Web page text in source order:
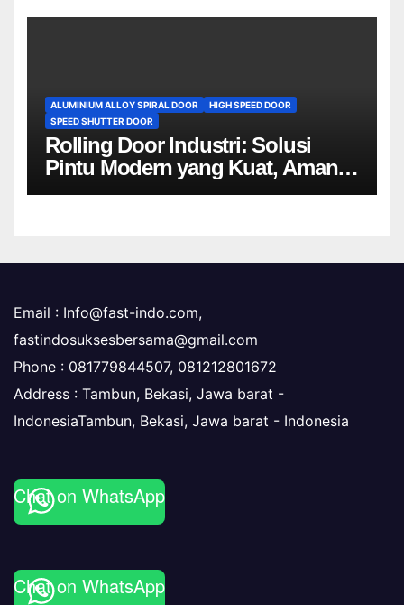
ALUMINIUM ALLOY SPIRAL DOOR
HIGH SPEED DOOR
SPEED SHUTTER DOOR
Rolling Door Industri: Solusi
Pintu Modern yang Kuat, Aman,
dan Efisien untuk Dunia Industri
Email : Info@fast-indo.com,
fastindosuksesbersama@gmail.com
Phone : 081779844507, 081212801672
Address : Tambun, Bekasi, Jawa barat -
IndonesiaTambun, Bekasi, Jawa barat - Indonesia
Chat on WhatsApp
Chat on WhatsApp